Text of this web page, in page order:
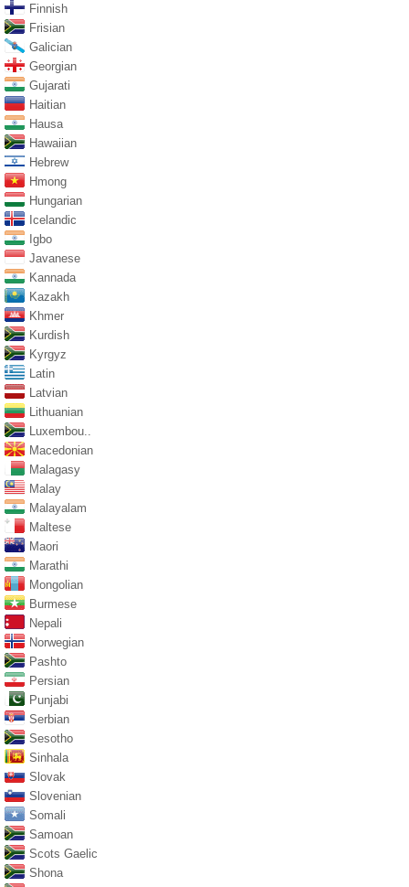
Finnish
Frisian
Galician
Georgian
Gujarati
Haitian
Hausa
Hawaiian
Hebrew
Hmong
Hungarian
Icelandic
Igbo
Javanese
Kannada
Kazakh
Khmer
Kurdish
Kyrgyz
Latin
Latvian
Lithuanian
Luxembou..
Macedonian
Malagasy
Malay
Malayalam
Maltese
Maori
Marathi
Mongolian
Burmese
Nepali
Norwegian
Pashto
Persian
Punjabi
Serbian
Sesotho
Sinhala
Slovak
Slovenian
Somali
Samoan
Scots Gaelic
Shona